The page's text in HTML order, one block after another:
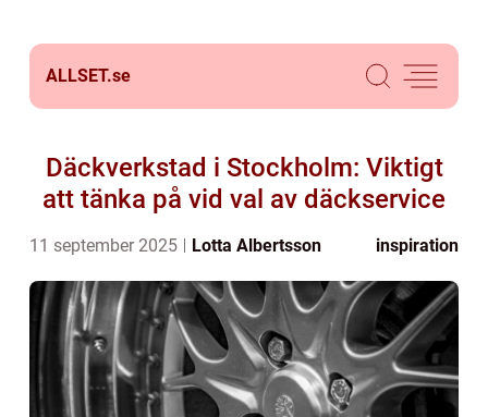
ALLSET.se
Däckverkstad i Stockholm: Viktigt
att tänka på vid val av däckservice
11 september 2025 Lotta Albertsson inspiration